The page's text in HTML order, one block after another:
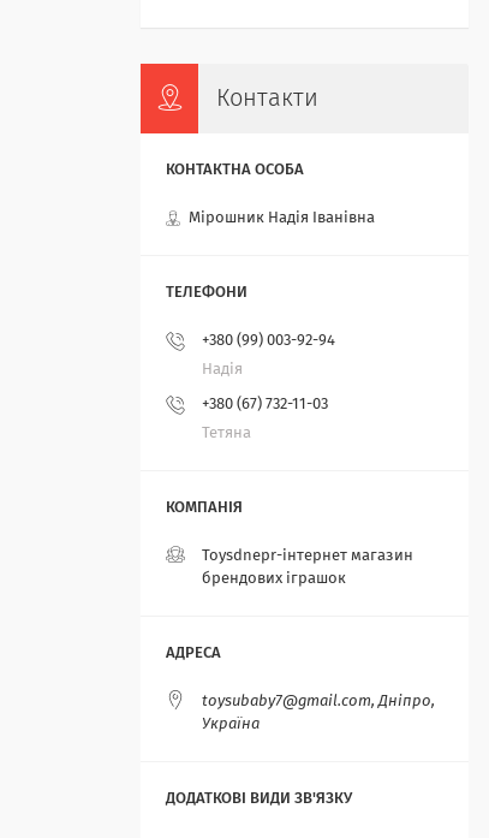
Контакти
Мірошник Надія Іванівна
+380 (99) 003-92-94
Надія
+380 (67) 732-11-03
Тетяна
Toysdnepr-інтернет магазин
брендових іграшок
toysubaby7@gmail.com, Дніпро,
Україна